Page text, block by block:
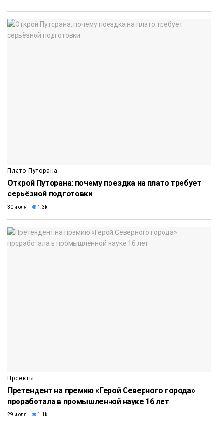
Плато Путорана
Открой Путорана: почему поездка на плато требует
серьёзной подготовки
30 июля 1.3k
Проекты
Претендент на премию «Герой Северного города»
проработала в промышленной науке 16 лет
29 июля 1.1k